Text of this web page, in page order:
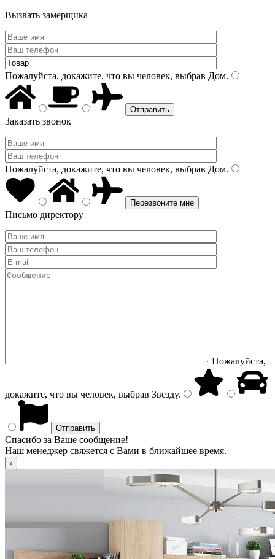
Вызвать замерщика
Пожалуйста, докажите, что вы человек, выбрав Дом.
Заказать звонок
Пожалуйста, докажите, что вы человек, выбрав Дом.
Письмо директору
Пожалуйста,
докажите, что вы человек, выбрав Звезду.
Спасибо за Ваше сообщение!
Наш менеджер свяжется с Вами в ближайшее время.